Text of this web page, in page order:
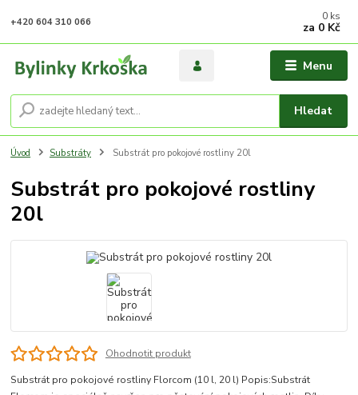
Menu
Hledat
+420 604 310 066 0 ks
za 0 Kč
Úvod Substráty Substrát pro pokojové rostliny 20l
Substrát pro pokojové rostliny
20l
Ohodnotit produkt
Substrát pro pokojové rostliny Florcom (10 l, 20 l) Popis:Substrát